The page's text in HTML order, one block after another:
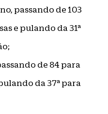
passando de 103
e pulando da 31ª
de 84 para
da 37ª para